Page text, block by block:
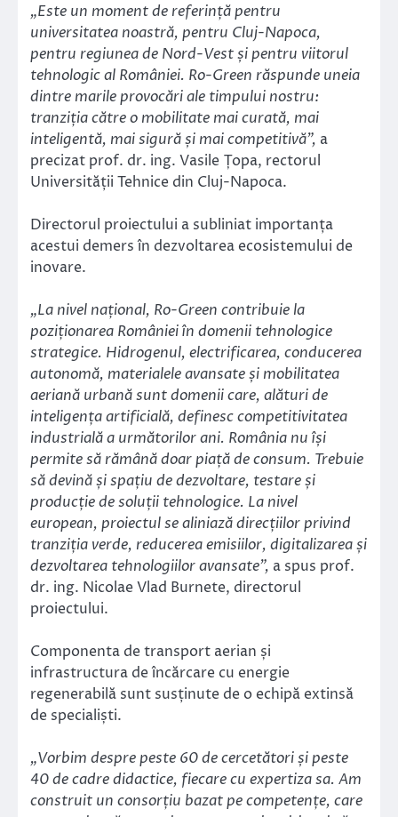
„Este un moment de referință pentru
universitatea noastră, pentru Cluj-Napoca,
pentru regiunea de Nord-Vest și pentru viitorul
tehnologic al României. Ro-Green răspunde uneia
dintre marile provocări ale timpului nostru:
tranziția către o mobilitate mai curată, mai
inteligentă, mai sigură și mai competitivă”, a
precizat prof. dr. ing. Vasile Țopa, rectorul
Universității Tehnice din Cluj-Napoca.
Directorul proiectului a subliniat importanța
acestui demers în dezvoltarea ecosistemului de
inovare.
„La nivel național, Ro-Green contribuie la
poziționarea României în domenii tehnologice
strategice. Hidrogenul, electrificarea, conducerea
autonomă, materialele avansate și mobilitatea
aeriană urbană sunt domenii care, alături de
inteligența artificială, definesc competitivitatea
industrială a următorilor ani. România nu își
permite să rămână doar piață de consum. Trebuie
să devină și spațiu de dezvoltare, testare și
producție de soluții tehnologice. La nivel
european, proiectul se aliniază direcțiilor privind
tranziția verde, reducerea emisiilor, digitalizarea și
dezvoltarea tehnologiilor avansate”, a spus prof.
dr. ing. Nicolae Vlad Burnete, directorul
proiectului.
Componenta de transport aerian și
infrastructura de încărcare cu energie
regenerabilă sunt susținute de o echipă extinsă
de specialiști.
„Vorbim despre peste 60 de cercetători și peste
40 de cadre didactice, fiecare cu expertiza sa. Am
construit un consorțiu bazat pe competențe, care